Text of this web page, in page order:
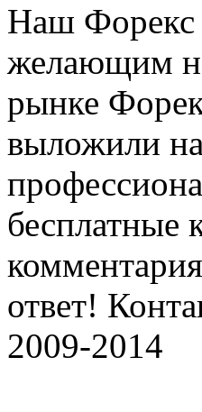
Наш Форекс
желающим
рынке
выложили
бесплатные
ответ!
2009-2014